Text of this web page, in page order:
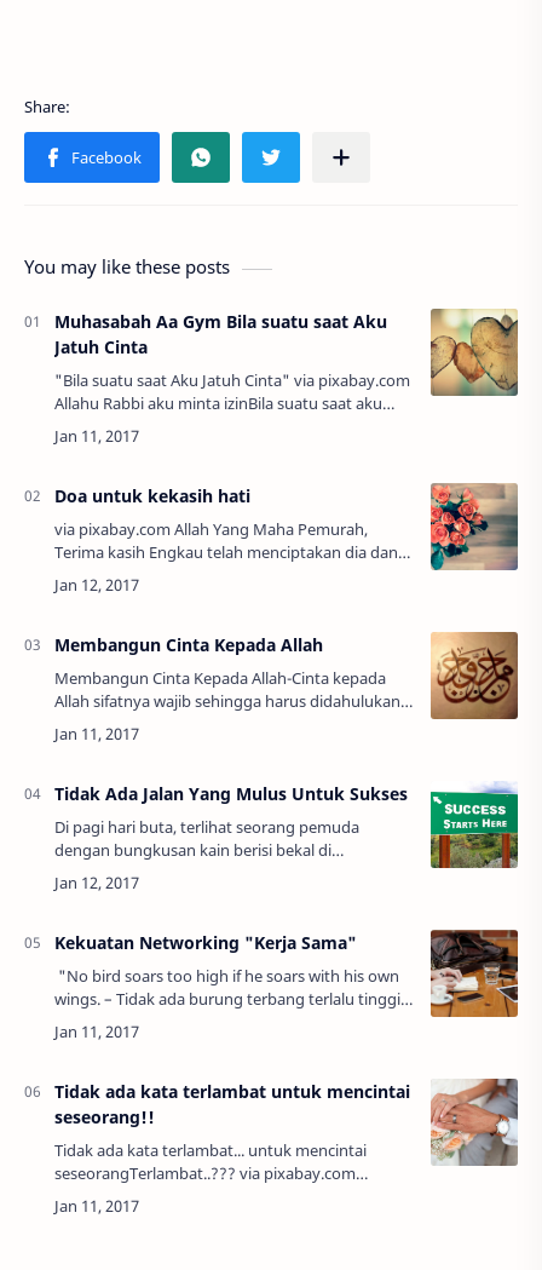
You may like these posts
Muhasabah Aa Gym Bila suatu saat Aku
Jatuh Cinta
"Bila suatu saat Aku Jatuh Cinta" via pixabay.com
Allahu Rabbi aku minta izinBila suatu saat aku
jatuh cinta Jangan biarkan cinta untuk-Mu
berkurang Hingga membuat lalai akan …
Doa untuk kekasih hati
via pixabay.com Allah Yang Maha Pemurah,
Terima kasih Engkau telah menciptakan dia dan
mempertemukan saya dengannya. Baca juga :
Membangun Cinta Kepada Allah
Membangun Cinta Kepada Allah-Cinta kepada
Allah sifatnya wajib sehingga harus didahulukan
daripada cinta kepada selain Allah. Sifat dari cinta
kepada Allah adalahcinta yang abadi …
Tidak Ada Jalan Yang Mulus Untuk Sukses
Di pagi hari buta, terlihat seorang pemuda
dengan bungkusan kain berisi bekal di
punggungnya tengah berjalan dengan tujuan
mendaki ke puncak gunung yang terkenal. via-
Kekuatan Networking "Kerja Sama"
"No bird soars too high if he soars with his own
wings. – Tidak ada burung terbang terlalu tinggi
bila ia terbang dengan sayap-sayapnya sendiri."~
Tidak ada kata terlambat untuk mencintai
seseorang!!
Tidak ada kata terlambat... untuk mencintai
seseorangTerlambat..??? via pixabay.com
Enggak ada yang terlambat dalam mencintai